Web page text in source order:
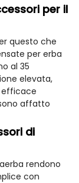
per il
questo che
per erba
al 35
elevata,
efficace
affatto
di
rendono
con